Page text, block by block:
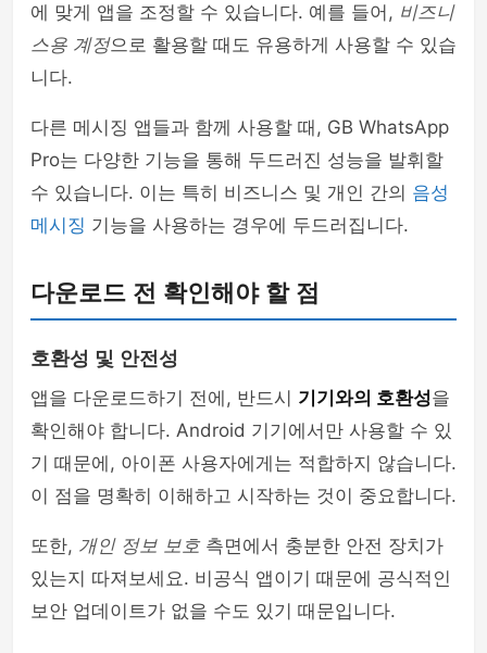
에 맞게 앱을 조정할 수 있습니다. 예를 들어, 비즈니
스용 계정으로 활용할 때도 유용하게 사용할 수 있습
니다.
다른 메시징 앱들과 함께 사용할 때, GB WhatsApp
Pro는 다양한 기능을 통해 두드러진 성능을 발휘할
수 있습니다. 이는 특히 비즈니스 및 개인 간의 음성
메시징 기능을 사용하는 경우에 두드러집니다.
다운로드 전 확인해야 할 점
호환성 및 안전성
앱을 다운로드하기 전에, 반드시 기기와의 호환성을
확인해야 합니다. Android 기기에서만 사용할 수 있
기 때문에, 아이폰 사용자에게는 적합하지 않습니다.
이 점을 명확히 이해하고 시작하는 것이 중요합니다.
또한, 개인 정보 보호측면에서 충분한 안전 장치가
있는지 따져보세요. 비공식 앱이기 때문에 공식적인
보안 업데이트가 없을 수도 있기 때문입니다.